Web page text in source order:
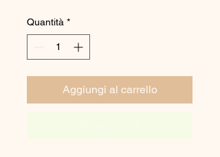
Quantità *
Aggiungi al carrello